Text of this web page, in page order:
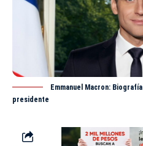
Emmanuel Macron:
presidente